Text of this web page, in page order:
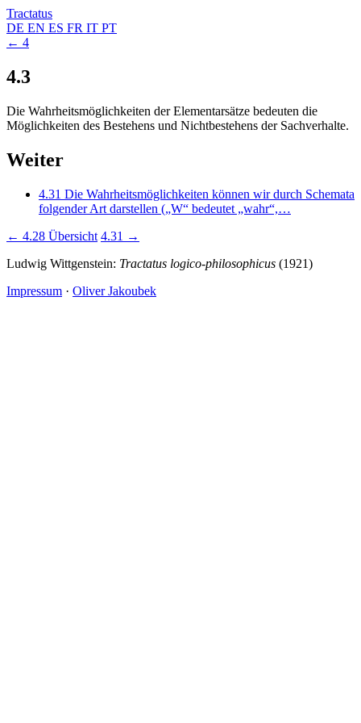
Tractatus
DE EN ES FR IT PT
← 4
4.3
Die Wahrheitsmöglichkeiten der Elementarsätze bedeuten die
Möglichkeiten des Bestehens und Nichtbestehens der Sachverhalte.
Weiter
4.31 Die Wahrheitsmöglichkeiten können wir durch Schemata
folgender Art darstellen („W“ bedeutet „wahr“,…
← 4.28 Übersicht 4.31 →
Ludwig Wittgenstein: Tractatus logico-philosophicus (1921)
Impressum · Oliver Jakoubek